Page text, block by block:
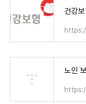
건강
노인